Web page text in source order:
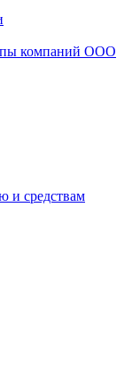
компаний ООО
и средствам